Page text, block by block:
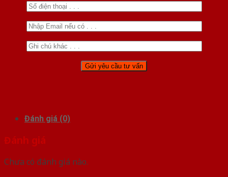
Đánh giá (0)
Đánh giá
Chưa có đánh giá nào.